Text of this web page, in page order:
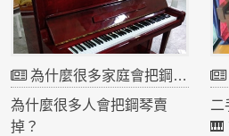
為什麼很多家庭會把鋼琴回收？
為什麼很多人會把鋼琴賣
掉？
二
🎹